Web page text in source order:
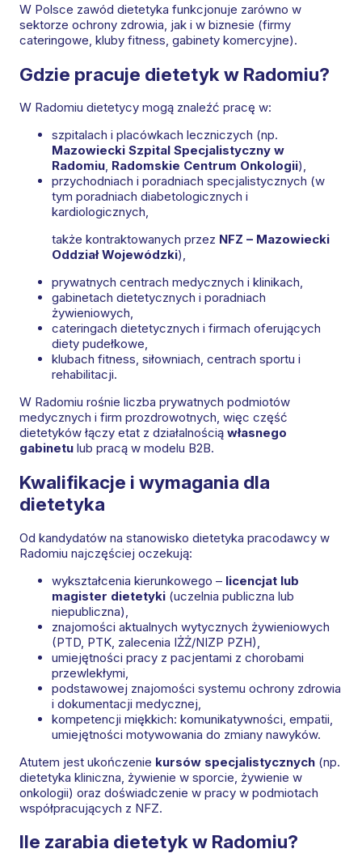
W Polsce zawód dietetyka funkcjonuje zarówno w
sektorze ochrony zdrowia, jak i w biznesie (firmy
cateringowe, kluby fitness, gabinety komercyjne).
Gdzie pracuje dietetyk w Radomiu?
W Radomiu dietetycy mogą znaleźć pracę w:
szpitalach i placówkach leczniczych (np.
Mazowiecki Szpital Specjalistyczny w
Radomiu, Radomskie Centrum Onkologii),
przychodniach i poradniach specjalistycznych (w
tym poradniach diabetologicznych i
kardiologicznych,
także kontraktowanych przez NFZ – Mazowiecki
Oddział Wojewódzki),
prywatnych centrach medycznych i klinikach,
gabinetach dietetycznych i poradniach
żywieniowych,
cateringach dietetycznych i firmach oferujących
diety pudełkowe,
klubach fitness, siłowniach, centrach sportu i
rehabilitacji.
W Radomiu rośnie liczba prywatnych podmiotów
medycznych i firm prozdrowotnych, więc część
dietetyków łączy etat z działalnością własnego
gabinetu lub pracą w modelu B2B.
Kwalifikacje i wymagania dla
dietetyka
Od kandydatów na stanowisko dietetyka pracodawcy w
Radomiu najczęściej oczekują:
wykształcenia kierunkowego – licencjat lub
magister dietetyki (uczelnia publiczna lub
niepubliczna),
znajomości aktualnych wytycznych żywieniowych
(PTD, PTK, zalecenia IŻŻ/NIZP PZH),
umiejętności pracy z pacjentami z chorobami
przewlekłymi,
podstawowej znajomości systemu ochrony zdrowia
i dokumentacji medycznej,
kompetencji miękkich: komunikatywności, empatii,
umiejętności motywowania do zmiany nawyków.
Atutem jest ukończenie kursów specjalistycznych (np.
dietetyka kliniczna, żywienie w sporcie, żywienie w
onkologii) oraz doświadczenie w pracy w podmiotach
współpracujących z NFZ.
Ile zarabia dietetyk w Radomiu?